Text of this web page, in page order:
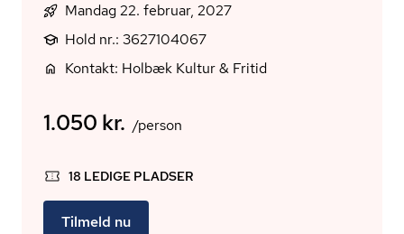
Mandag 22. februar, 2027
Hold nr.: 3627104067
Kontakt: Holbæk Kultur & Fritid
1.050 kr. /person
18 LEDIGE PLADSER
Tilmeld nu